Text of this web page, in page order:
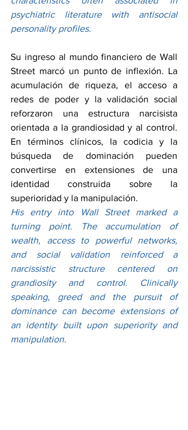
psychiatric literature with antisocial
personality profiles.
Su ingreso al mundo financiero de Wall
Street marcó un punto de inflexión. La
acumulación de riqueza, el acceso a
redes de poder y la validación social
reforzaron una estructura narcisista
orientada a la grandiosidad y al control.
En términos clínicos, la codicia y la
búsqueda de dominación pueden
convertirse en extensiones de una
identidad construida sobre la
superioridad y la manipulación.
His entry into Wall Street marked a
turning point. The accumulation of
wealth, access to powerful networks,
and social validation reinforced a
narcissistic structure centered on
grandiosity and control. Clinically
speaking, greed and the pursuit of
dominance can become extensions of
an identity built upon superiority and
manipulation.